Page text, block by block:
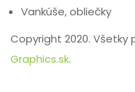
Vankúše, obliečky
Copyright 2020. Všetky
Graphics.sk.